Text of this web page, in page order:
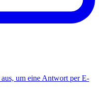
um eine Antwort per E-